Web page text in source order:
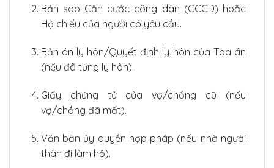
Bản sao Căn cước công dân (CCCD) hoặc
Hộ chiếu của người có yêu cầu.
Bản án ly hôn/Quyết định ly hôn của Tòa án
(nếu đã từng ly hôn).
Giấy chứng tử của vợ/chồng cũ (nếu
vợ/chồng đã mất).
Văn bản ủy quyền hợp pháp (nếu nhờ người
thân đi làm hộ).